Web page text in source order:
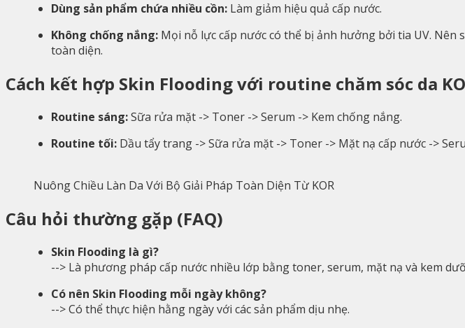
Dùng sản phẩm chứa nhiều cồn: Làm giảm hiệu quả cấp nước.
Không chống nắng: Mọi nỗ lực cấp nước có thể bị ảnh hưởng bởi tia UV. Nên
toàn diện.
Cách kết hợp Skin Flooding với routine chăm sóc da
Routine sáng:Sữa rửa mặt -> Toner -> Serum -> Kem chống nắng.
Routine tối: Dầu tẩy trang -> Sữa rửa mặt -> Toner -> Mặt nạ cấp nước ->
Nuông Chiều Làn Da Với Bộ Giải Pháp Toàn Diện Từ KOR
Câu hỏi thường gặp (FAQ)
Skin Flooding là gì?
--> Là phương pháp cấp nước nhiều lớp bằng toner, serum, mặt nạ và kem
Có nên Skin Flooding mỗi ngày không?
--> Có thể thực hiện hằng ngày với các sản phẩm dịu nhẹ.